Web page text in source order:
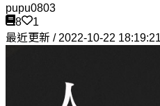
pupu0803
8
1
最近更新 / 2022-10-22 18:19:21